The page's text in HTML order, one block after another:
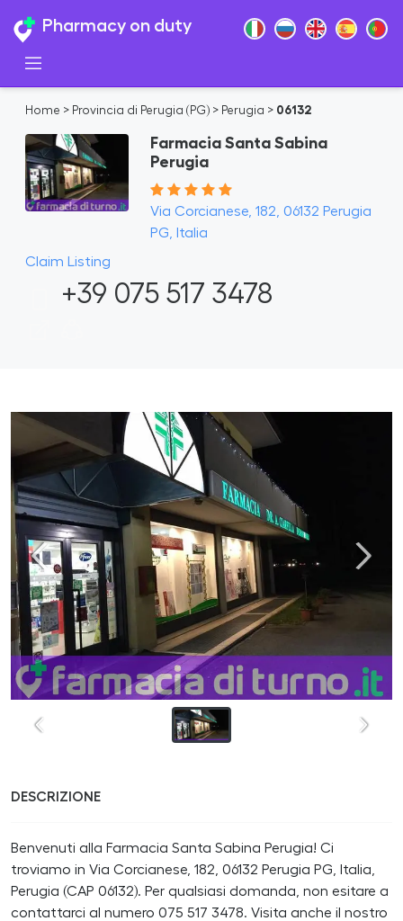
Pharmacy on duty
Home > Provincia di Perugia (PG) > Perugia > 06132
Farmacia Santa Sabina
Perugia
Via Corcianese, 182, 06132 Perugia
PG, Italia
Claim Listing
+39 075 517 3478
DESCRIZIONE
Benvenuti alla Farmacia Santa Sabina Perugia! Ci
troviamo in Via Corcianese, 182, 06132 Perugia PG, Italia,
Perugia (CAP 06132). Per qualsiasi domanda, non esitare a
contattarci al numero 075 517 3478. Visita anche il nostro